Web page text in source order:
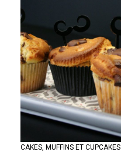
CAKES, MUFFINS ET CUPCAKES